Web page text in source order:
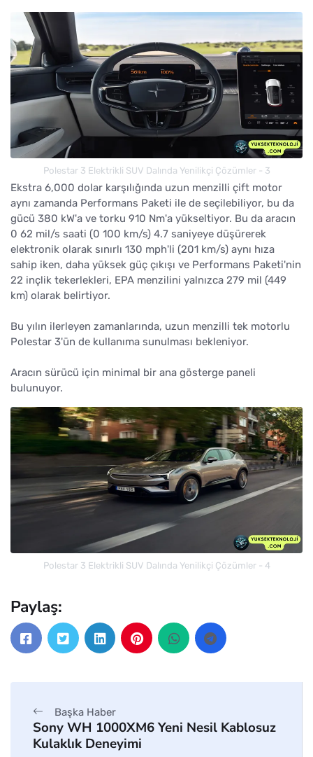
Polestar 3 Elektrikli SUV Dalında Yenilikçi Çözümler - 3
Ekstra 6,000 dolar karşılığında uzun menzilli çift motor
aynı zamanda Performans Paketi ile de seçilebiliyor, bu da
gücü 380 kW'a ve torku 910 Nm'a yükseltiyor. Bu da aracın
0 62 mil/s saati (0 100 km/s) 4.7 saniyeye düşürerek
elektronik olarak sınırlı 130 mph'li (201 km/s) aynı hıza
sahip iken, daha yüksek güç çıkışı ve Performans Paketi'nin
22 inçlik tekerlekleri, EPA menzilini yalnızca 279 mil (449
km) olarak belirtiyor.
Bu yılın ilerleyen zamanlarında, uzun menzilli tek motorlu
Polestar 3'ün de kullanıma sunulması bekleniyor.
Aracın sürücü için minimal bir ana gösterge paneli
bulunuyor.
Polestar 3 Elektrikli SUV Dalında Yenilikçi Çözümler - 4
Paylaş:
Başka Haber
Sony WH 1000XM6 Yeni Nesil Kablosuz
Kulaklık Deneyimi